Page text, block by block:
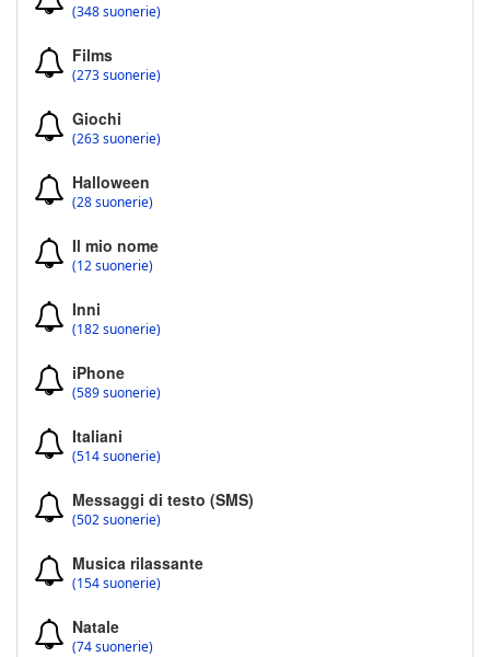
(348 suonerie)
Films
(273 suonerie)
Giochi
(263 suonerie)
Halloween
(28 suonerie)
Il mio nome
(12 suonerie)
Inni
(182 suonerie)
iPhone
(589 suonerie)
Italiani
(514 suonerie)
Messaggi di testo (SMS)
(502 suonerie)
Musica rilassante
(154 suonerie)
Natale
(74 suonerie)